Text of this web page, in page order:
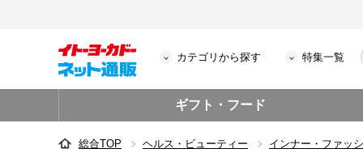
カテゴリから探す 特集一覧
ギフト・フード
総合TOP ヘルス・ビューティー インナー・ファッ